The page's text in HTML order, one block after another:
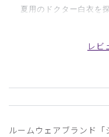
夏用のドクター白衣を
役に立った 0
レビ
ルームウェアブランド